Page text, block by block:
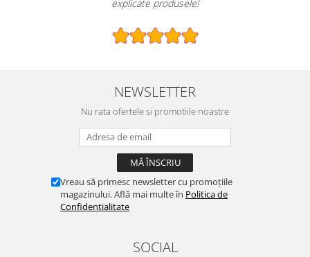
explicate produsele!
NEWSLETTER
Nu rata ofertele si promotiile noastre
Vreau să primesc newsletter cu promoțiile
magazinului. Află mai multe în Politica de
Confidentialitate
SOCIAL